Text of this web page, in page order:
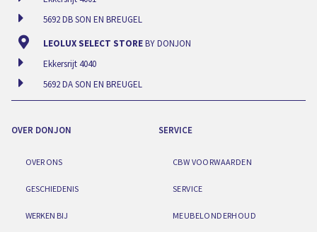
5692 DB SON EN BREUGEL
LEOLUX SELECT STOREBY DONJON
Ekkersrijt 4040
5692 DA SON EN BREUGEL
OVER DONJON
OVER ONS
GESCHIEDENIS
WERKEN BIJ
SERVICE
CBW VOORWAARDEN
SERVICE
MEUBELONDERHOUD